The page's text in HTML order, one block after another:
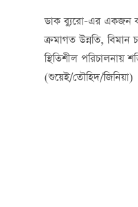
ডাক ব্যুরো-এর একজন
ক্রমাগত উন্নতি, বিমান
স্থিতিশীল পরিচালনায়
(শুয়েই/তৌহিদ/জিনিয়া)